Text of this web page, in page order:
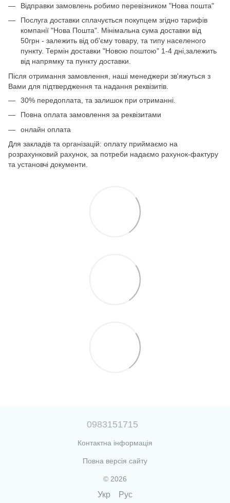
Відправки замовлень робимо перевізником "Нова пошта"
Послуга доставки сплачується покупцем згідно тарифів
компанії "Нова Пошта". Мінімальна сума доставки від
50грн - залежить від об'єму товару, та типу населеного
пункту. Термін доставки "Новою поштою" 1-4 дні,залежить
від напрямку та пункту доставки.
Після отримання замовлення, наші менеджери зв'яжуться з
Вами для підтвердження та надання реквізитів.
30% передоплата, та залишок при отриманні.
Повна оплата замовлення за реквізитами
онлайн оплата
Для закладів та організацій: оплату приймаємо на
розрахунковий рахунок, за потреби надаємо рахунок-фактуру
та установчі документи.
0983151715
Контактна інформація
Повна версія сайту
© 2026
Укр Рус